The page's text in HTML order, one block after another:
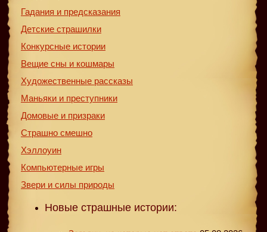
Гадания и предсказания
Детские страшилки
Конкурсные истории
Вещие сны и кошмары
Художественные рассказы
Маньяки и преступники
Домовые и призраки
Страшно смешно
Хэллоуин
Компьютерные игры
Звери и силы природы
Новые страшные истории: